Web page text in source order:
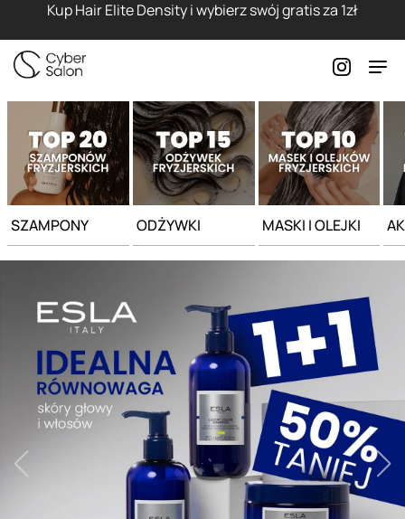
Kup Hair Elite Density i wybierz swój gratis za 1zł
SZAMPONY ODŻYWKI MASKI I OLEJKI
Strona główna - Cyber Salon